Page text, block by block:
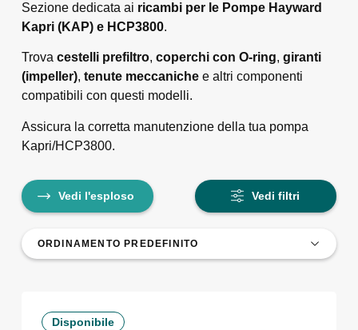
Sezione dedicata ai ricambi per le Pompe Hayward
Kapri (KAP) e HCP3800.
Trova cestelli prefiltro, coperchi con O-ring, giranti
(impeller), tenute meccanichee altri componenti
compatibili con questi modelli.
Assicura la corretta manutenzione della tua pompa
Kapri/HCP3800.
Vedi filtri
Vedi l'esploso
Disponibile